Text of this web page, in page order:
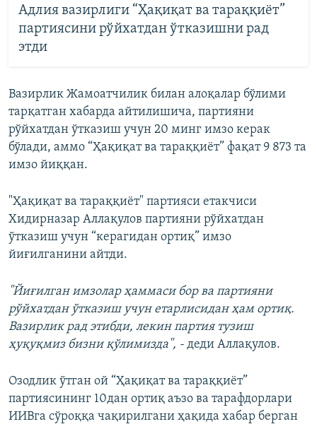
Адлия вазирлиги “Ҳақиқат ва тараққиёт”
партиясини рўйхатдан ўтказишни рад
этди
Вазирлик Жамоатчилик билан алоқалар бўлими
тарқатган хабарда айтилишича, партияни
рўйхатдан ўтказиш учун 20 минг имзо керак
бўлади, аммо “Ҳақиқат ва тараққиёт” фақат 9 873 та
имзо йиққан.
"Ҳақиқат ва тараққиёт" партияси етакчиси
Хидирназар Аллақулов партияни рўйхатдан
ўтказиш учун “керагидан ортиқ” имзо
йиғилганини айтди.
"Йиғилган имзолар ҳаммаси бор ва партияни
рўйхатдан ўтказиш учун етарлисидан ҳам ортиқ.
Вазирлик рад этибди, лекин партия тузиш
ҳуқуқмиз бизни қўлимизда", - деди Аллақулов.
Озодлик ўтган ой “Ҳақиқат ва тараққиёт”
партиясининг 10дан ортиқ аъзо ва тарафдорлари
ИИВга сўроққа чақирилгани ҳақида хабар берган